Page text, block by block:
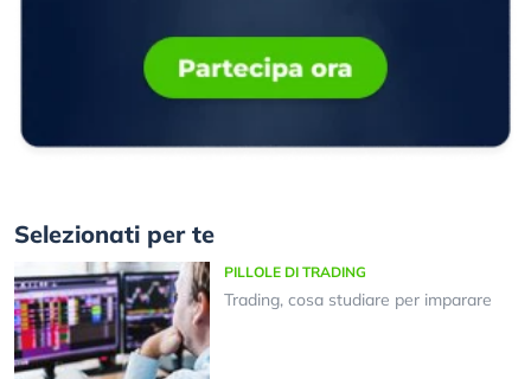
Selezionati per te
PILLOLE DI TRADING
Trading, cosa studiare per imparare